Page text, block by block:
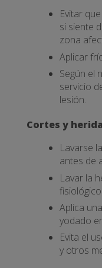
Evitar
si siente
zona
Aplicar
Según el
servicio
lesión.
Cortes y
Lavarse
antes de
Lavar la
fisiológico.
Aplica
yodado
Evita el
y otros